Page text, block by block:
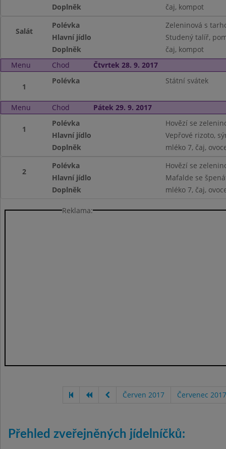
Doplněk
čaj, kompot
Salát
Polévka
Zeleninová s
Hlavní jídlo
Studený talíř,
Doplněk
čaj, kompot
Menu
Chod Čtvrtek 28. 9. 2017
1
Polévka Státní svátek
Menu Chod Pátek 29. 9. 2017
1
Polévka
Hovězí se
Hlavní jídlo
Vepřové rizoto,
Doplněk
mléko 7, čaj,
2
Polévka
Hovězí se
Hlavní jídlo
Mafalde se
Doplněk
mléko 7, čaj,
Reklama:
Červen 2017 Červenec 2017
Přehled zveřejněných jídelníčků: